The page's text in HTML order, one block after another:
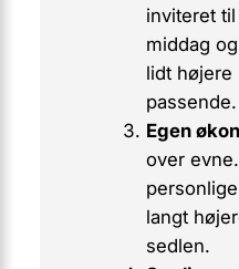
inviteret
middag
lidthøjere
passende.
Egen
over
langt
sedlen.